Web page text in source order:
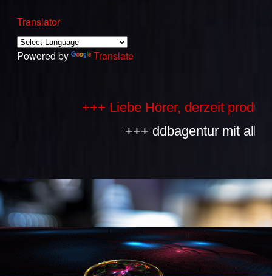
Translator
Powered by Translate
+++ Liebe Hörer, derzeit
+++ ddbagentur mit allen